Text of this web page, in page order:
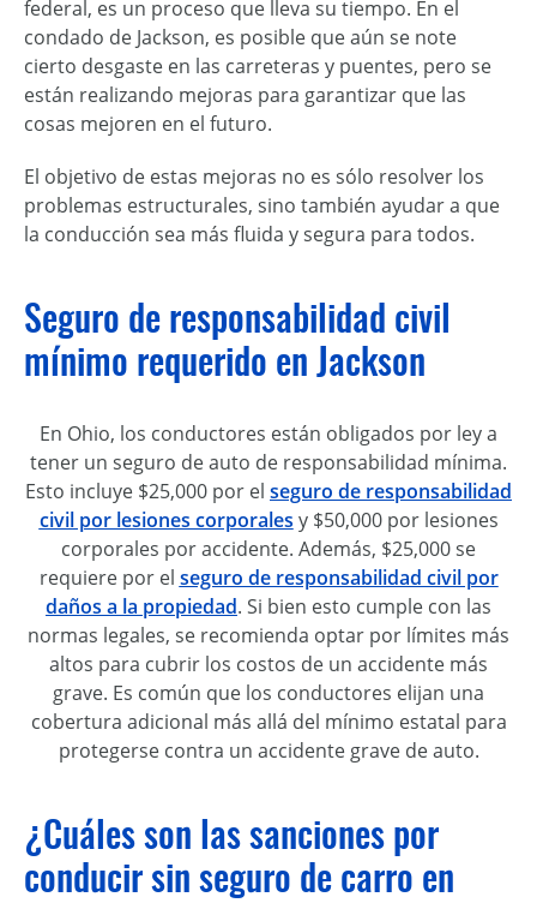
federal, es un proceso que lleva su tiempo. En el
condado de Jackson, es posible que aún se note
cierto desgaste en las carreteras y puentes, pero se
están realizando mejoras para garantizar que las
cosas mejoren en el futuro.
El objetivo de estas mejoras no es sólo resolver los
problemas estructurales, sino también ayudar a que
la conducción sea más fluida y segura para todos.
Seguro de responsabilidad civil
mínimo requerido en Jackson
En Ohio, los conductores están obligados por ley a
tener un seguro de auto de responsabilidad mínima.
Esto incluye $25,000 por el seguro de responsabilidad
civil por lesiones corporales y $50,000 por lesiones
corporales por accidente. Además, $25,000 se
requiere por el seguro de responsabilidad civil por
daños a la propiedad. Si bien esto cumple con las
normas legales, se recomienda optar por límites más
altos para cubrir los costos de un accidente más
grave. Es común que los conductores elijan una
cobertura adicional más allá del mínimo estatal para
protegerse contra un accidente grave de auto.
¿Cuáles son las sanciones por
conducir sin seguro de carro en